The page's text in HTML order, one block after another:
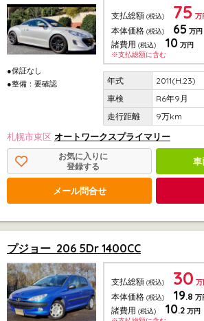
●保証なし
●整備：要確認
支払総額 (税込) 75 万
本体価格 (税込) 65 万円
諸費用 (税込) 10 万円
※支払総額に含む
2011(H.23)
R6年9月
9万km
札幌市東区 オートワークスプライマリー
お気に入りに
登録する
車
メール問合せ
プジョー 206 5Dr 1400CC
支払総額 (税込) 30 万
本体価格 (税込) 19.8 万
諸費用 (税込) 10.2 万円